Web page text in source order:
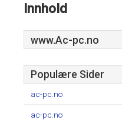
Innhold
www.Ac-pc.no
Populære Sider
ac-pc.no
ac-pc.no